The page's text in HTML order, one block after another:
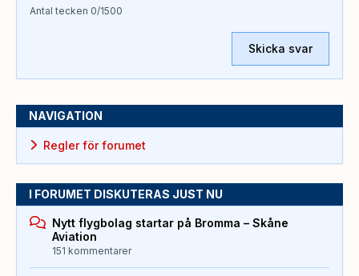
Antal tecken 0/1500
Skicka svar
NAVIGATION
Regler för forumet
I FORUMET DISKUTERAS JUST NU
Nytt flygbolag startar på Bromma – Skåne
Aviation
151 kommentarer